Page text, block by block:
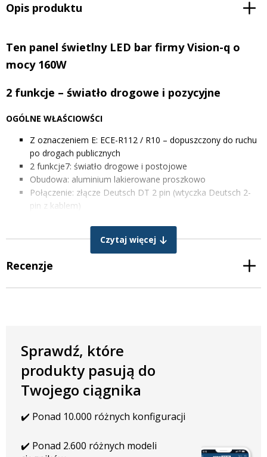
Opis produktu
Ten panel świetlny LED bar firmy Vision-q o
mocy 160W
2 funkcje – światło drogowe i pozycyjne
OGÓLNE WŁAŚCIOWŚCI
Z oznaczeniem E: ECE-R112 / R10 – dopuszczony do ruchu
po drogach publicznych
2 funkcje7: światło drogowe i postojowe
Obudowa: aluminium lakierowane proszkowo
Połączenie: złącze Deutsch DT 2 pin (wtyczka Deutsch 2-
pin z kablem)
Żywotność: + 50000 godzin
Tłumienie zakłóceń radiowych EMC: Klasa CISPR 3
PARAMETRY ELEKTRYCZNE
Moc: 160W
Napięcie: 9-30V
Wysokość: 83 mm
Głębokość: 60 mm
Czytaj więcej
Recenzje
Sprawdź, które
produkty pasują do
Twojego ciągnika
✔️ Ponad 10.000 różnych konfiguracji
✔️ Ponad 2.600 różnych modeli